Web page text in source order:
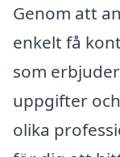
Genom att
enkelt få
som
uppgifter
olika